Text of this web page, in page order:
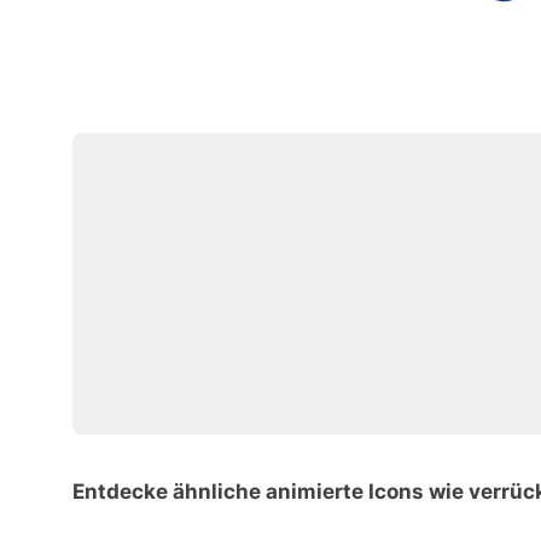
Entdecke ähnliche animierte Icons wie